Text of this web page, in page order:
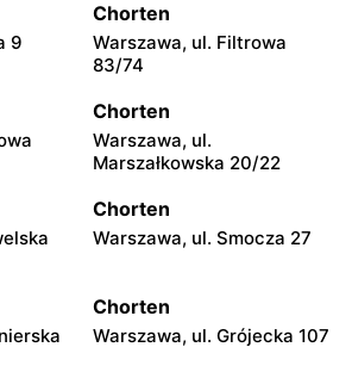
9
Chorten
Warszawa, ul. Filtrowa
83/74
Chorten
Warszawa, ul.
Marszałkowska 20/22
Chorten
Warszawa, ul. Smocza 27
Chorten
Warszawa, ul. Grójecka 107